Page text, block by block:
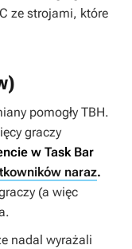
ze strojami, które
pomogły TBH.
graczy
w Task Bar
naraz.
(a więc
nadal wyrażali